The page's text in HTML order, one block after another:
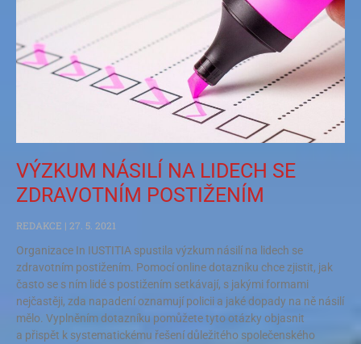
VÝZKUM NÁSILÍ NA LIDECH SE
ZDRAVOTNÍM POSTIŽENÍM
REDAKCE
27. 5. 2021
Organizace In IUSTITIA spustila výzkum násilí na lidech se
zdravotním postižením. Pomocí online dotazníku chce zjistit, jak
často se s ním lidé s postižením setkávají, s jakými formami
nejčastěji, zda napadení oznamují policii a jaké dopady na ně násilí
mělo. Vyplněním dotazníku pomůžete tyto otázky objasnit
a přispět k systematickému řešení důležitého společenského